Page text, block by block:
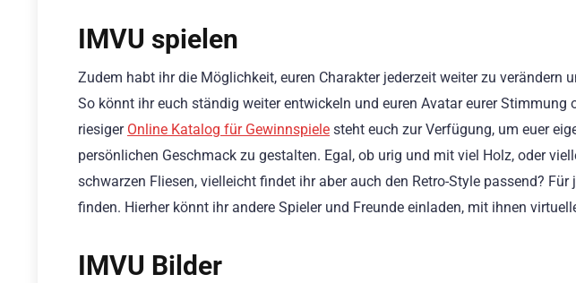
IMVU spielen
Zudem habt ihr die Möglichkeit, euren Charakter jederzeit weiter zu verändern
So könnt ihr euch ständig weiter entwickeln und euren Avatar eurer Stimmung
riesiger Online Katalog für Gewinnspiele steht euch zur Verfügung, um euer
persönlichen Geschmack zu gestalten. Egal, ob urig und mit viel Holz, oder
schwarzen Fliesen, vielleicht findet ihr aber auch den Retro-Style passend?
finden. Hierher könnt ihr andere Spieler und Freunde einladen, mit ihnen
IMVU Bilder